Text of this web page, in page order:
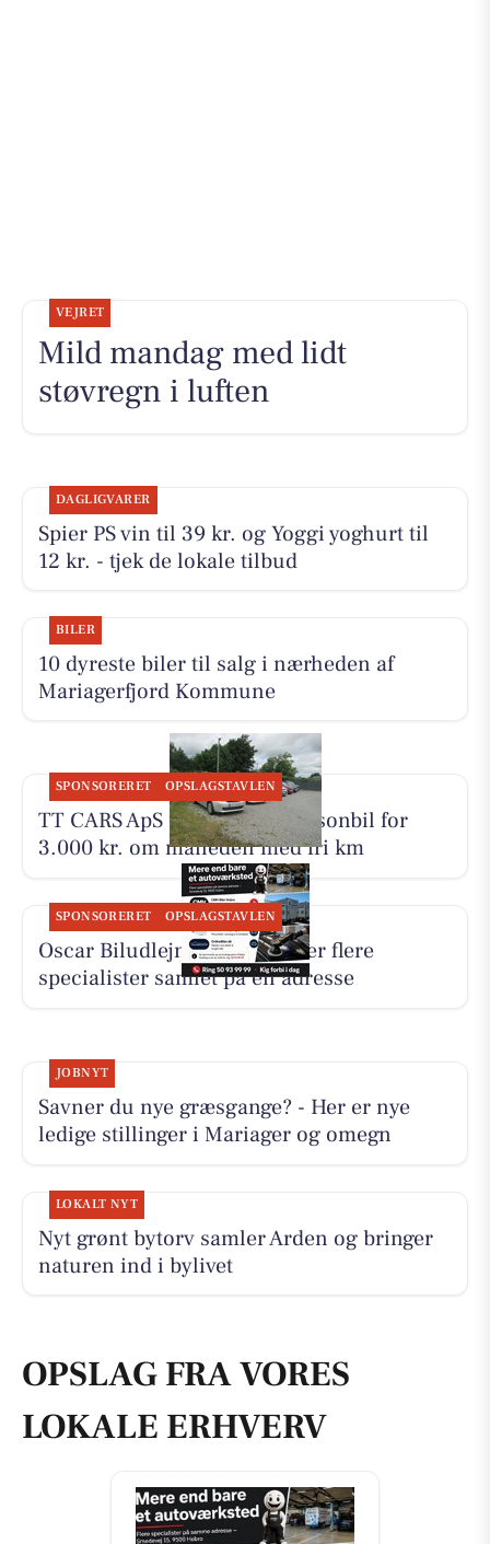
VEJRET
Mild mandag med lidt
støvregn i luften
DAGLIGVARER
Spier PS vin til 39 kr. og Yoggi yoghurt til
12 kr. - tjek de lokale tilbud
BILER
10 dyreste biler til salg i nærheden af
Mariagerfjord Kommune
SPONSORERET OPSLAGSTAVLEN
TT CARS ApS udlejer lille personbil for
3.000 kr. om måneden med fri km
SPONSORERET OPSLAGSTAVLEN
Oscar Biludlejning fremhæver flere
specialister samlet på én adresse
JOBNYT
Savner du nye græsgange? - Her er nye
ledige stillinger i Mariager og omegn
LOKALT NYT
Nyt grønt bytorv samler Arden og bringer
naturen ind i bylivet
OPSLAG FRA VORES
LOKALE ERHVERV